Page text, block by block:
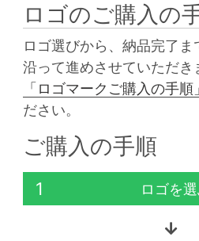
ロゴのご購入の
ロゴ選びから、納品完了
沿って進めさせていただき
「ロゴマークご購入の手順
ださい。
ご購入の手順
1 ロゴを